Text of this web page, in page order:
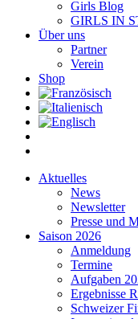
Girls Blog
GIRLS IN
Über uns
Partner
Verein
Shop
Aktuelles
News
Newsletter
Presse und
Saison 2026
Anmeldung
Termine
Aufgaben
Ergebnisse
Schweizer